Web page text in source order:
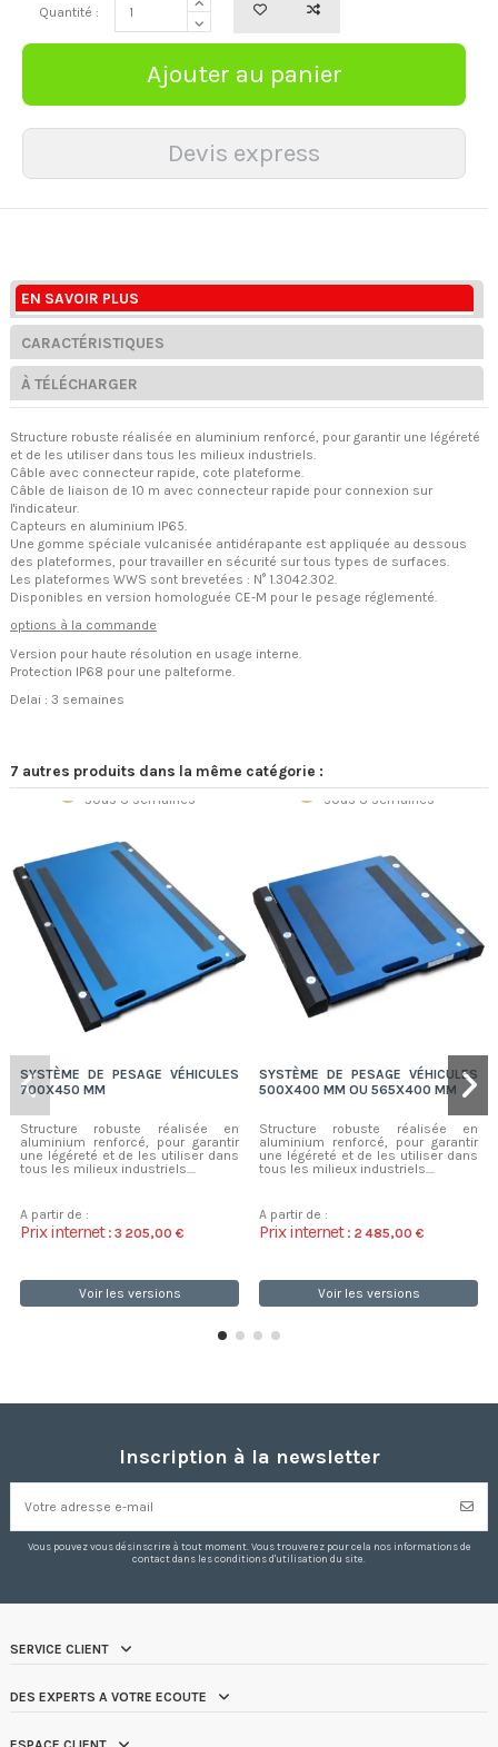
Quantité :
EN SAVOIR PLUS
CARACTÉRISTIQUES
À TÉLÉCHARGER
Structure robuste réalisée en aluminium renforcé, pour garantir une légéreté
et de les utiliser dans tous les milieux industriels.
Câble avec connecteur rapide, cote plateforme.
Câble de liaison de 10 m avec connecteur rapide pour connexion sur
l'indicateur.
Capteurs en aluminium IP65.
Une gomme spéciale vulcanisée antidérapante est appliquée au dessous
des plateformes, pour travailler en sécurité sur tous types de surfaces.
Les plateformes WWS sont brevetées : N° 1.3042.302.
Disponibles en version homologuée CE-M pour le pesage réglementé.
options à la commande
Version pour haute résolution en usage interne.
Protection IP68 pour une palteforme.
Delai : 3 semaines
7 autres produits dans la même catégorie :
SYSTÈME DE PESAGE VÉHICULES
700X450 MM
Structure robuste réalisée en
aluminium renforcé, pour garantir
une légéreté et de les utiliser dans
tous les milieux industriels....
Sur commande
sous 3 semaines
A partir de :
Prix internet : 3 205,00 €
Voir les versions
SYSTÈME DE PESAGE VÉHICULES
500X400 MM OU 565X400 MM
Structure robuste réalisée en
aluminium renforcé, pour garantir
une légéreté et de les utiliser dans
tous les milieux industriels....
Sur commande
sous 3 semaines
A partir de :
Prix internet : 2 485,00 €
Voir les versions
Inscription à la newsletter
Vous pouvez vous désinscrire à tout moment. Vous trouverez pour cela nos informations de
contact dans les conditions d'utilisation du site.
SERVICE CLIENT
DES EXPERTS A VOTRE ECOUTE